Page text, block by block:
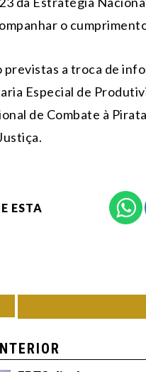
o
previstas a troca de
Especial de
de Combate à
ESTA